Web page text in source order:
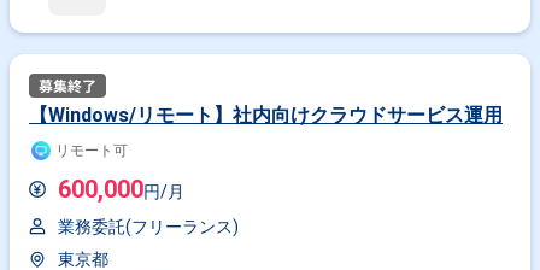
【Windows/リモート】社内向けクラウドサービス運用
リモート可
600,000円/月
業務委託(フリーランス)
東京都